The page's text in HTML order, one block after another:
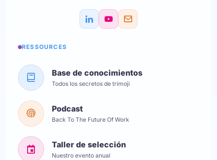
RESSOURCES
Base de conocimientos
Todos los secretos de trimoji
Podcast
Back To The Future Of Work
Taller de selección
Nuestro evento anual